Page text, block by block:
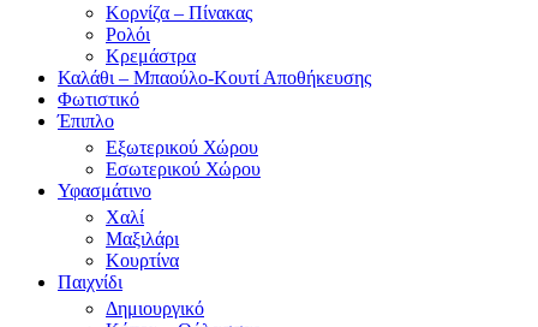
Κορνίζα – Πίνακας
Ρολόι
Κρεμάστρα
Καλάθι – Μπαούλο-Κουτί Αποθήκευσης
Φωτιστικό
Έπιπλο
Εξωτερικού Χώρου
Εσωτερικού Χώρου
Υφασμάτινο
Χαλί
Μαξιλάρι
Κουρτίνα
Παιχνίδι
Δημιουργικό